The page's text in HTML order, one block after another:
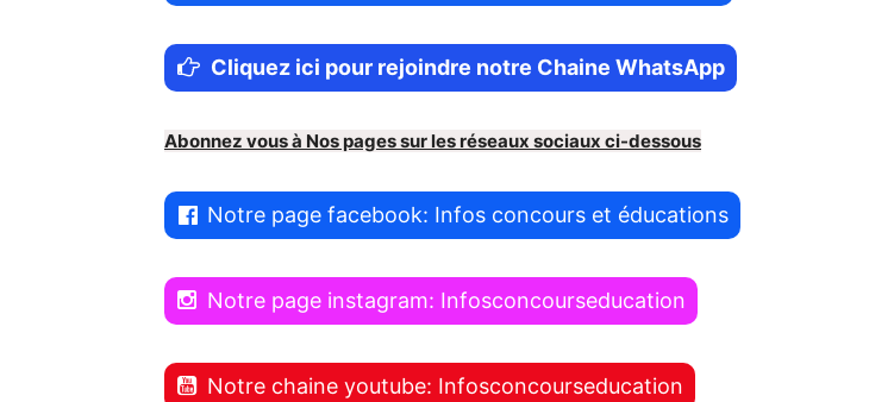
Cliquez ici pour rejoindre notre Chaine WhatsApp
Abonnez vous à Nos pages sur les réseaux sociaux ci-dessous
Notre page facebook: Infos concours et éducations
Notre page instagram: Infosconcourseducation
Notre chaine youtube: Infosconcourseducation